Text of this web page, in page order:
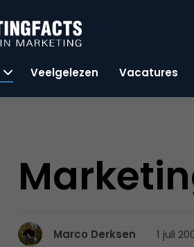
Veelgelezen Vacatures
Marco Derksen 1 juli